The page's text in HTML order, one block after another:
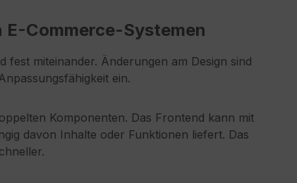
Commerce-Systemen
miteinander. Änderungen am Design sind
ein.
Komponenten. Das Frontend kann mit
davon Inhalte oder Funktionen liefert. Das